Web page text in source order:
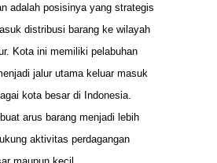
adalah posisinya yang strategis
distribusi barang ke wilayah
Kota ini memiliki pelabuhan
jalur utama keluar masuk
kota besar di Indonesia.
arus barang menjadi lebih
aktivitas perdagangan